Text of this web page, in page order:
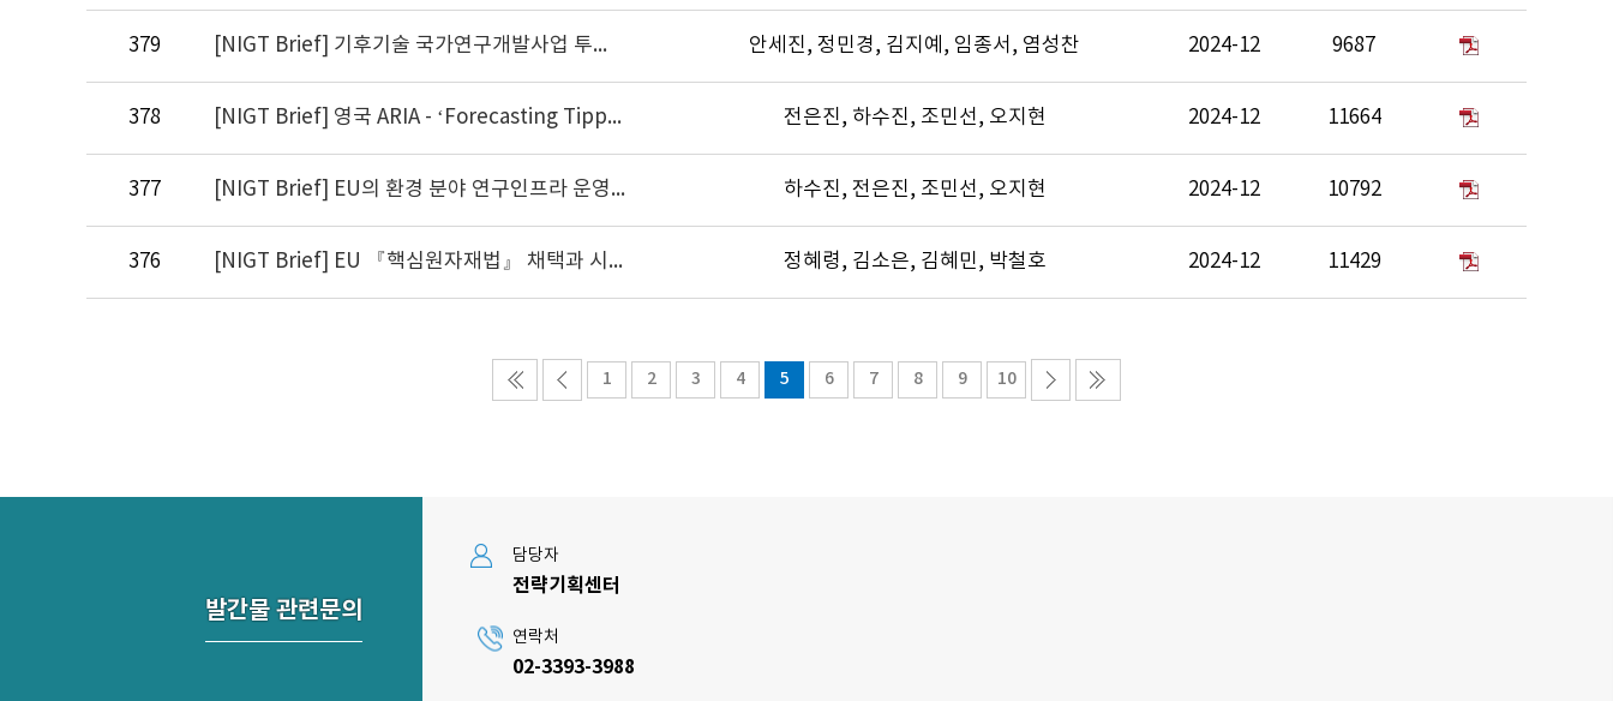
379 [NIGT Brief] 기후기술 국가연구개발사업 투자현황분석(2019~2024) : 2024년 예상치 포함 안세진, 정민경, 김지예, 임종서, 염성찬 2024-12 9687
378 [NIGT Brief] 영국 ARIA - ‘Forecasting Tipping Points’ 추진 현황 및 시사점 전은진, 하수진, 조민선, 오지현 2024-12 11664
377 [NIGT Brief] EU의 환경 분야 연구인프라 운영 현황 및 시사점 : ESFRI Landscape Analysis 2024를 중심으로 하수진, 전은진, 조민선, 오지현 2024-12 10792
376 [NIGT Brief] EU 『핵심원자재법』 채택과 시사점 정혜령, 김소은, 김혜민, 박철호 2024-12 11429
1 2 3 4 5 6 7 8 9 10
발간물 관련문의
담당자
전략기획센터
연락처
02-3393-3988